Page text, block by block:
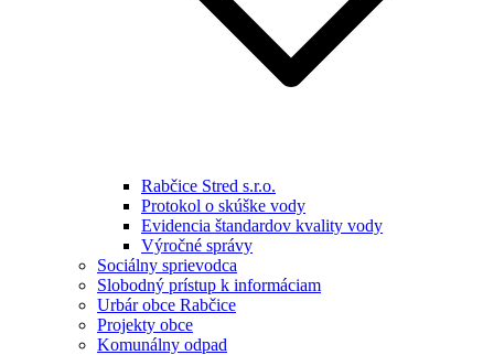
Rabčice Stred s.r.o.
Protokol o skúške vody
Evidencia štandardov kvality vody
Výročné správy
Sociálny sprievodca
Slobodný prístup k informáciam
Urbár obce Rabčice
Projekty obce
Komunálny odpad